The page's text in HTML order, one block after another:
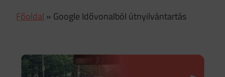
Főoldal » Google Idővonalból útnyilvántartás